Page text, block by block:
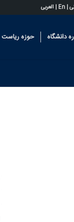
|
En
| العربی
دانشگاه حوزه ریاست